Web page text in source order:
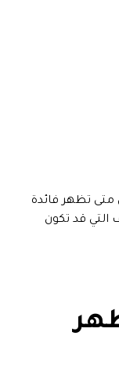
متى تظهر فائدة
التي قد تكون